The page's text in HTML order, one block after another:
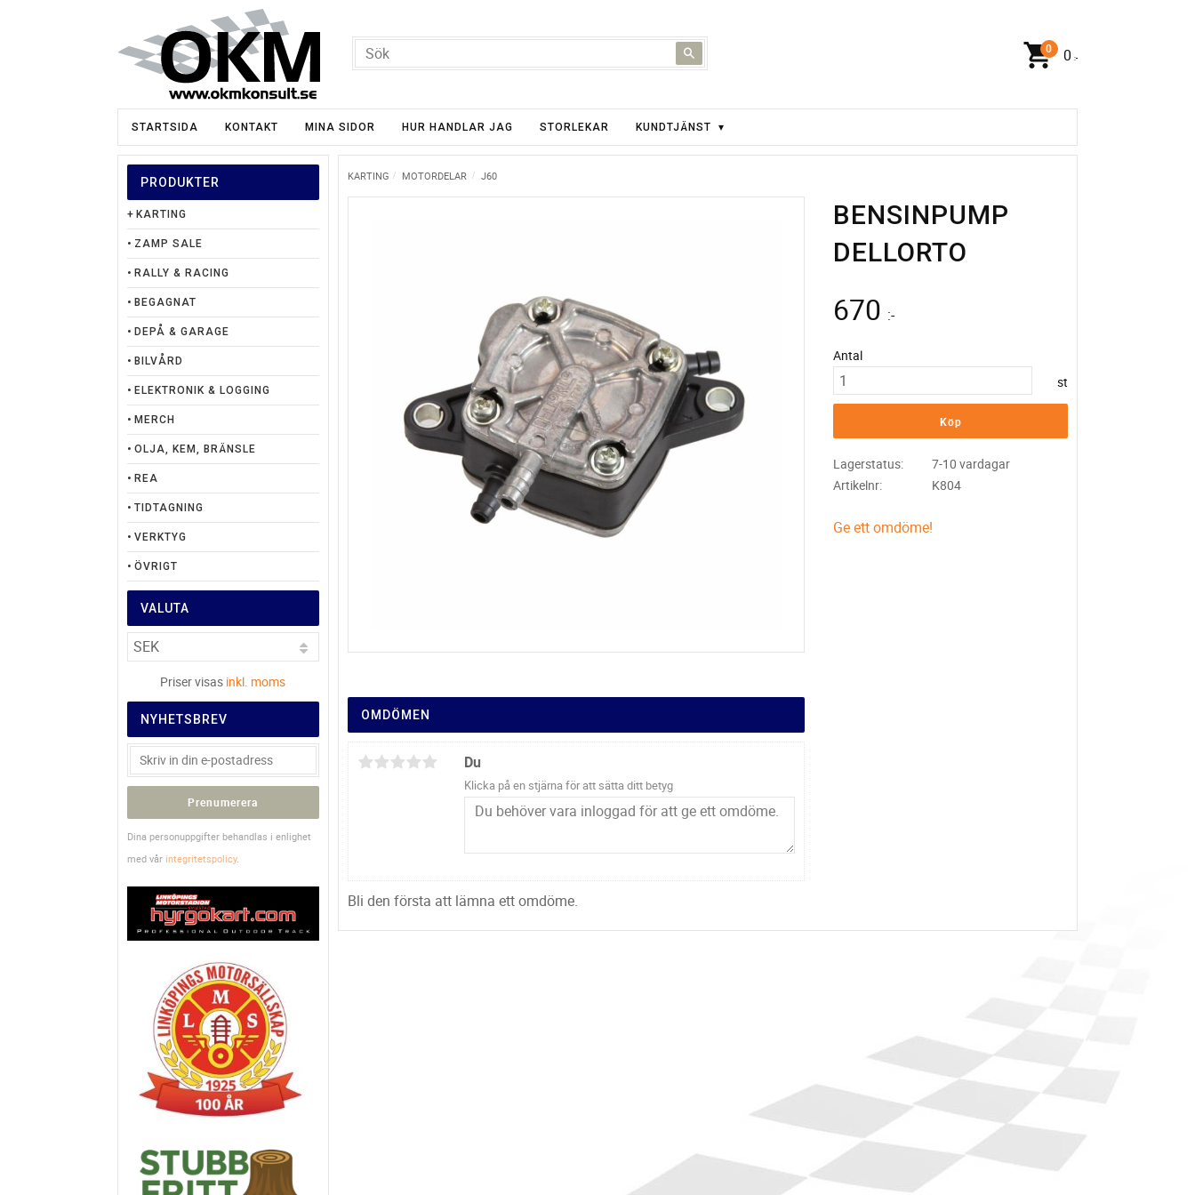
0 :-
STARTSIDA KONTAKT MINA SIDOR HUR HANDLAR JAG STORLEKAR KUNDTJÄNST
KARTING MOTORDELAR J60
BENSINPUMP
DELLORTO
670 :-
Antal
st
Köp
Lagerstatus
7-10 vardagar
Artikelnr
K804
Ge ett omdöme!
OMDÖMEN
Du
Klicka på en stjärna för att sätta ditt betyg
Bli den första att lämna ett omdöme.
PRODUKTER
KARTING
ZAMP SALE
RALLY & RACING
BEGAGNAT
DEPÅ & GARAGE
BILVÅRD
ELEKTRONIK & LOGGING
MERCH
OLJA, KEM, BRÄNSLE
REA
TIDTAGNING
VERKTYG
ÖVRIGT
VALUTA
Priser visas inkl. moms
NYHETSBREV
Prenumerera
Dina personuppgifter behandlas i enlighet
med vår integritetspolicy.